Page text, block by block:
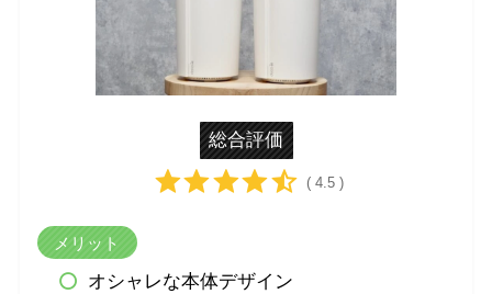
総合評価
( 4.5 )
メリット
オシャレな本体デザイン